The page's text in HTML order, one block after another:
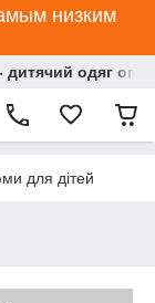
низким
дитячий одяг
для дітей